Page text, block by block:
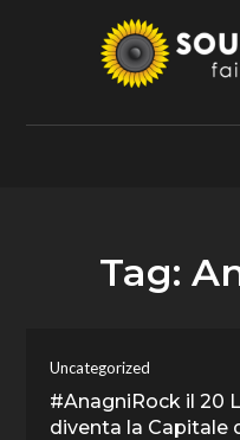
Fai Girare Musica
Tag:
Uncategorized
#AnagniRock il 20
diventa la Capitale